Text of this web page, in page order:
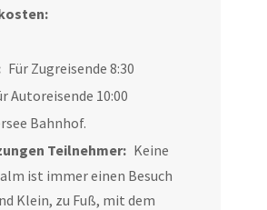
Für Zugreisende 8:30
Autoreisende 10:00
Bahnhof.
Teilnehmer: Keine
ist immer einen Besuch
Klein, zu Fuß, mit dem